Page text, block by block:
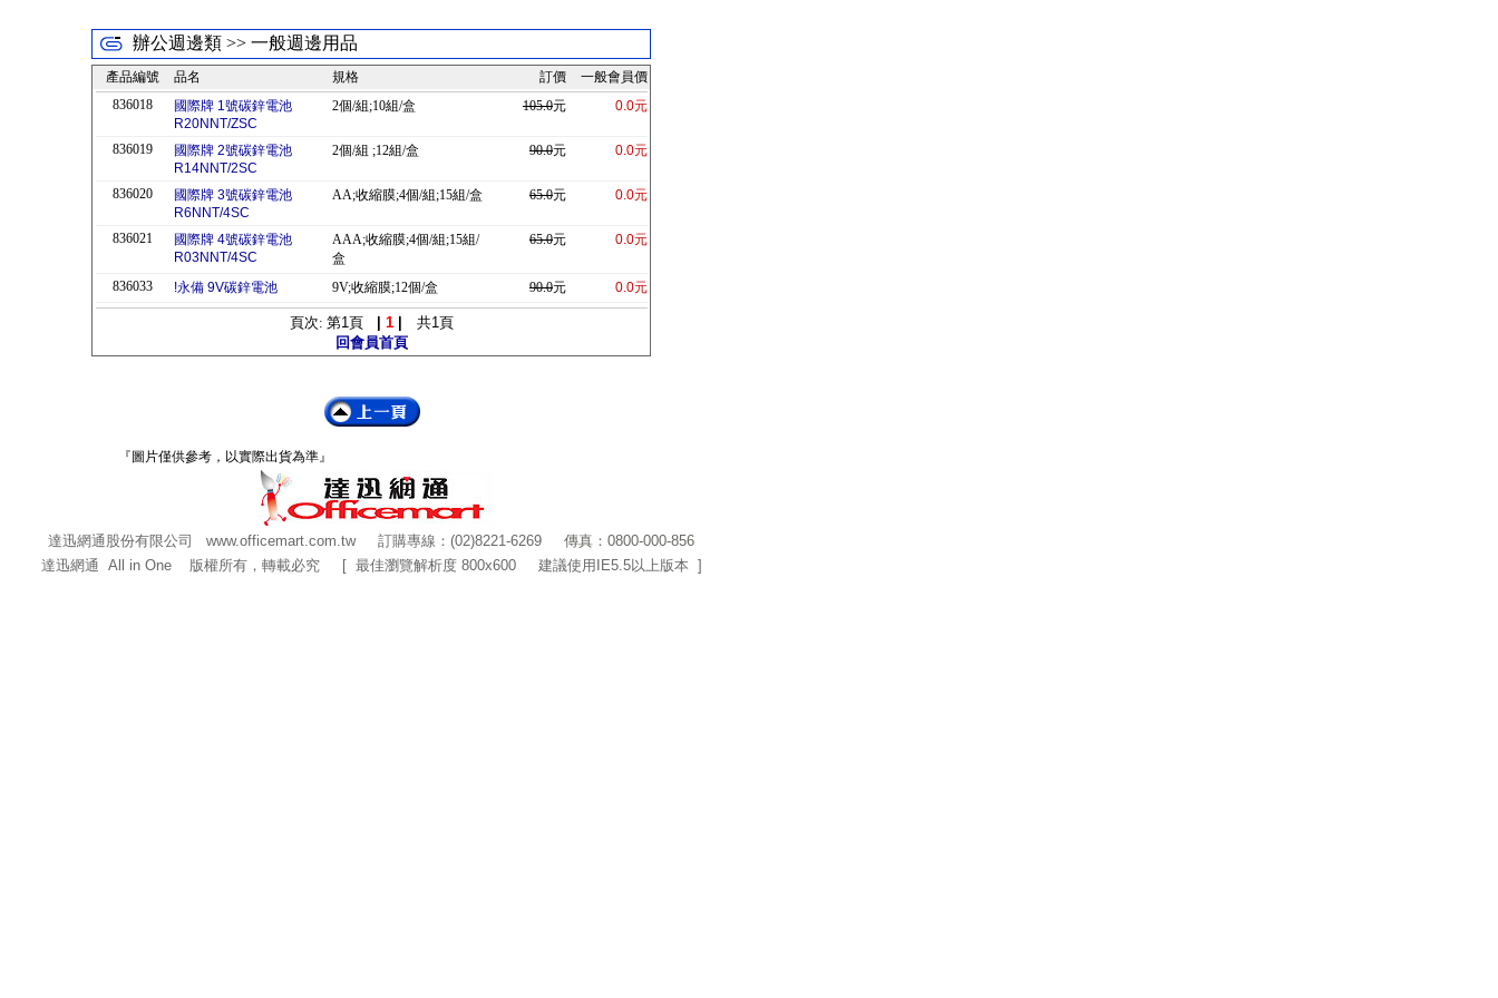
辦公週邊類 >> 一般週邊用品
產品編號 品名 規格 訂價
一般會員價
836018
國際牌 1號碳鋅電池
R20NNT/ZSC
2個/組;10組/盒 105.0元 0.0元
836019
國際牌 2號碳鋅電池
R14NNT/2SC
2個/組 ;12組/盒 90.0元 0.0元
836020
國際牌 3號碳鋅電池
R6NNT/4SC
AA;收縮膜;4個/組;15組/盒 65.0元 0.0元
836021
國際牌 4號碳鋅電池
R03NNT/4SC
AAA;收縮膜;4個/組;15組/
盒
65.0元 0.0元
836033 !永備 9V碳鋅電池 9V;收縮膜;12個/盒 90.0元 0.0元
頁次: 第1頁 1| 共1頁
回會員首頁
『圖片僅供參考，以實際出貨為準』
達迅網通股份有限公司 www.officemart.com.tw訂購專線：(02)8221-6269
傳真：0800-000-856
達迅網通 All in One 版權所有，轉載必究 [ 最佳瀏覽解析度 800x600 建議使用IE5.5以上版本 ]